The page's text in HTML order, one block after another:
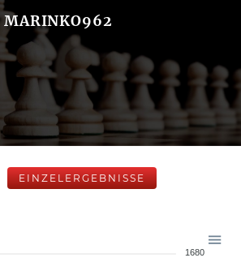
MARINKO962
EINZELERGEBNISSE
1680